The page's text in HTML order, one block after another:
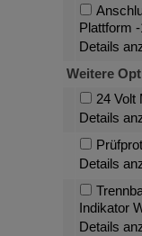
Plattform
Details
Weitere
24 Volt
Details
Details
Indikator
Details